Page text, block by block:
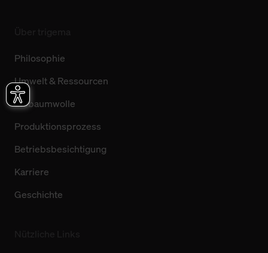
Philosophie
Umwelt & Ressourcen
Biobaumwolle
Produktionsprozess
Betriebsbesichtigung
Karriere
Geschichte